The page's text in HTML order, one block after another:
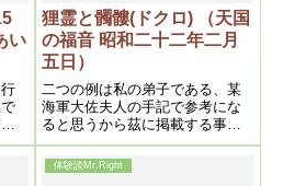
い
狸霊と髑髏(ドクロ) （天国
の福音 昭和二十二年二月
五日）
二つの例は私の弟子である、某
海軍大佐夫人の手記で参考にな
ると思うから茲に掲載する事と
した。
体験談Mr.Right